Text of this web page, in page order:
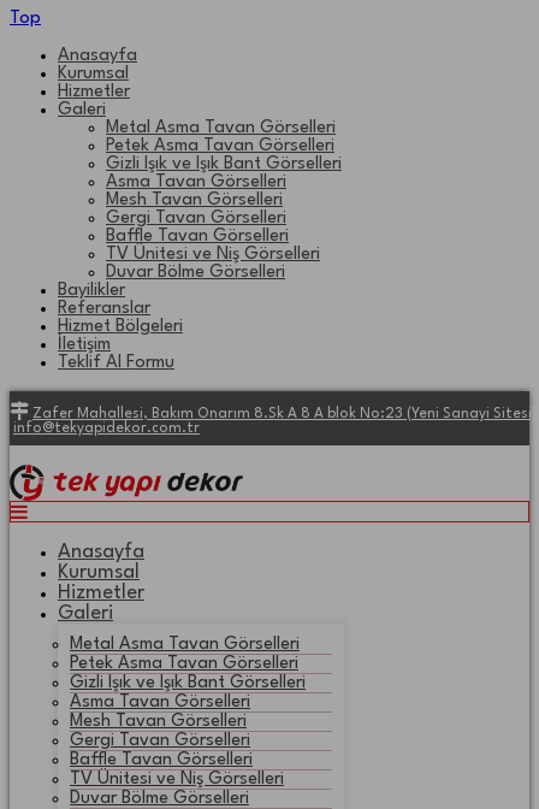
Top
Anasayfa
Kurumsal
Hizmetler
Galeri
Metal Asma Tavan Görselleri
Petek Asma Tavan Görselleri
Gizli Işık ve Işık Bant Görselleri
Asma Tavan Görselleri
Mesh Tavan Görselleri
Gergi Tavan Görselleri
Baffle Tavan Görselleri
TV Ünitesi ve Niş Görselleri
Duvar Bölme Görselleri
Bayilikler
Referanslar
Hizmet Bölgeleri
İletişim
Teklif Al Formu
Zafer Mahallesi, Bakım Onarım 8.Sk A 8 A blok No:23 (Yeni Sanayi Sitesi)
info@tekyapidekor.com.tr
Anasayfa
Kurumsal
Hizmetler
Galeri
Metal Asma Tavan Görselleri
Petek Asma Tavan Görselleri
Gizli Işık ve Işık Bant Görselleri
Asma Tavan Görselleri
Mesh Tavan Görselleri
Gergi Tavan Görselleri
Baffle Tavan Görselleri
TV Ünitesi ve Niş Görselleri
Duvar Bölme Görselleri